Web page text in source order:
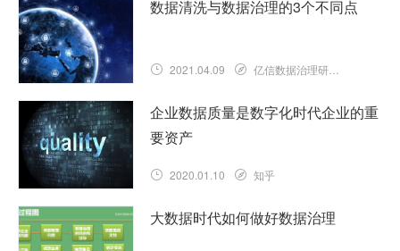
数据清洗与数据治理的3个不同点
2021.04.09 亿信数据治理研究院
企业数据质量是数字化时代企业的重
要资产
2020.01.10 知乎
大数据时代如何做好数据治理